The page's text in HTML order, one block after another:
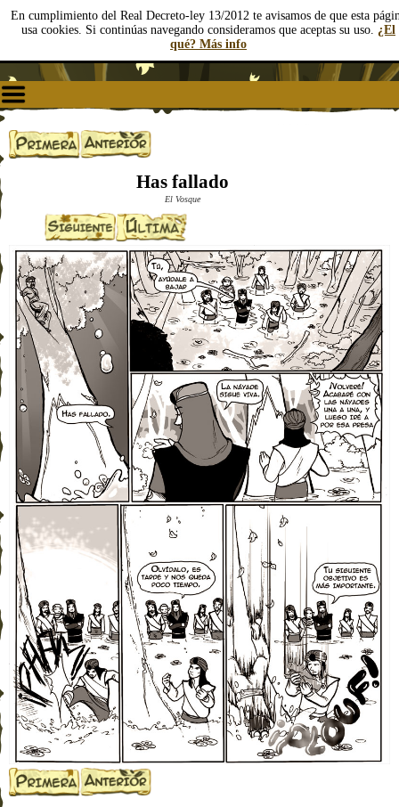
En cumplimiento del Real Decreto-ley 13/2012 te avisamos de que esta
usa cookies. Si continúas navegando consideramos que aceptas su uso. ¿El
qué? Más info
Has fallado
El Vosque